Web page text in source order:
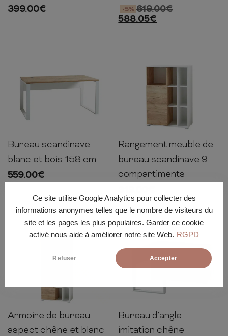
Ce site utilise Google Analytics pour collecter des
informations anonymes telles que le nombre de visiteurs du
site et les pages les plus populaires. Garder ce cookie
activé nous aide à améliorer notre site Web. RGPD
Refuser Accepter
399.00€ 619.00€
-5%
588.05€
75cm 158cm 79cm
Bureau scandinave
blanc et bois 158 cm
559.00€
120cm 85cm 40cm
Rangement meuble de
bureau scandinave 9
compartiments
197cm 85cm 40cm
Armoire de bureau
aspect chêne et blanc
75cm 120cm
Bureau d’angle
imitation chêne